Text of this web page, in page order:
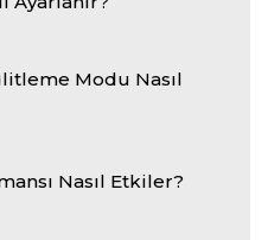
Modu Nasıl
Nasıl Etkiler?